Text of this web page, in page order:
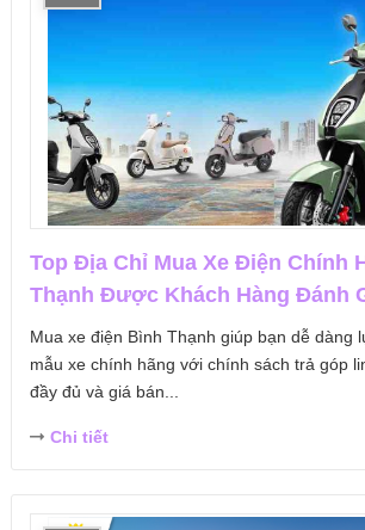
Top Địa Chỉ Mua Xe Điện Chính
Thạnh Được Khách Hàng Đánh
Mua xe điện Bình Thạnh giúp bạn dễ dàng
mẫu xe chính hãng với chính sách trả góp
đầy đủ và giá bán...
Chi tiết